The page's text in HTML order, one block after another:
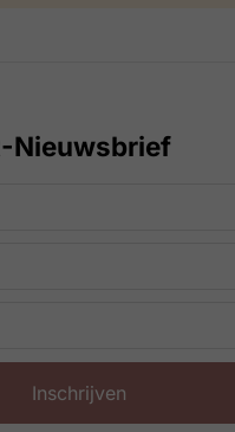
Nieuwsbrief
Inschrijven